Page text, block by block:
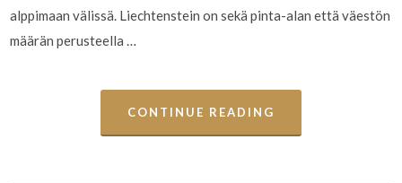
alppimaan välissä. Liechtenstein on sekä pinta-alan että väestön
määrän perusteella …
CONTINUE READING